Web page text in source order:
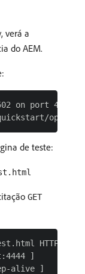
verá a
do AEM.
on port 4444
de teste:
GET
HTTP/1.1
]
alive ]